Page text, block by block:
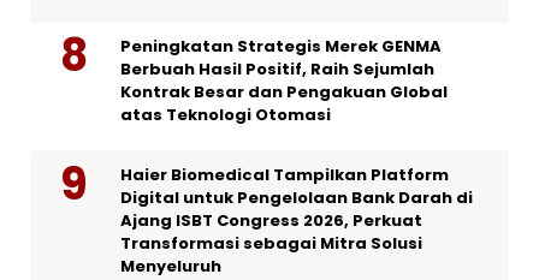
Peningkatan Strategis Merek GENMA
Berbuah Hasil Positif, Raih Sejumlah
Kontrak Besar dan Pengakuan Global
atas Teknologi Otomasi
Haier Biomedical Tampilkan Platform
Digital untuk Pengelolaan Bank Darah di
Ajang ISBT Congress 2026, Perkuat
Transformasi sebagai Mitra Solusi
Menyeluruh